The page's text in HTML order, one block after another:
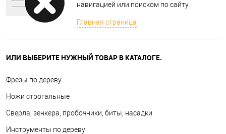
навигацией или поиском по сайту.
Главная страница
ИЛИ ВЫБЕРИТЕ НУЖНЫЙ ТОВАР В КАТАЛОГЕ.
Фрезы по дереву
Ножи строгальные
Сверла, зенкера, пробочники, биты, насадки
Инструменты по дереву